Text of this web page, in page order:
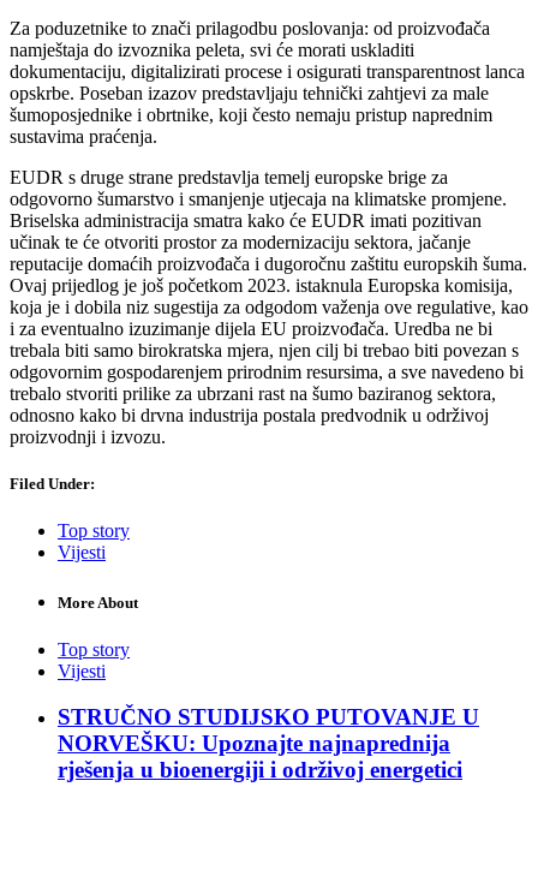
Za poduzetnike to znači prilagodbu poslovanja: od proizvođača
namještaja do izvoznika peleta, svi će morati uskladiti
dokumentaciju, digitalizirati procese i osigurati transparentnost lanca
opskrbe. Poseban izazov predstavljaju tehnički zahtjevi za male
šumoposjednike i obrtnike, koji često nemaju pristup naprednim
sustavima praćenja.
EUDR s druge strane predstavlja temelj europske brige za
odgovorno šumarstvo i smanjenje utjecaja na klimatske promjene.
Briselska administracija smatra kako će EUDR imati pozitivan
učinak te će otvoriti prostor za modernizaciju sektora, jačanje
reputacije domaćih proizvođača i dugoročnu zaštitu europskih šuma.
Ovaj prijedlog je još početkom 2023. istaknula Europska komisija,
koja je i dobila niz sugestija za odgodom važenja ove regulative, kao
i za eventualno izuzimanje dijela EU proizvođača. Uredba ne bi
trebala biti samo birokratska mjera, njen cilj bi trebao biti povezan s
odgovornim gospodarenjem prirodnim resursima, a sve navedeno bi
trebalo stvoriti prilike za ubrzani rast na šumo baziranog sektora,
odnosno kako bi drvna industrija postala predvodnik u održivoj
proizvodnji i izvozu.
Filed Under:
Top story
Vijesti
More About
Top story
Vijesti
STRUČNO STUDIJSKO PUTOVANJE U
NORVEŠKU: Upoznajte najnaprednija
rješenja u bioenergiji i održivoj energetici